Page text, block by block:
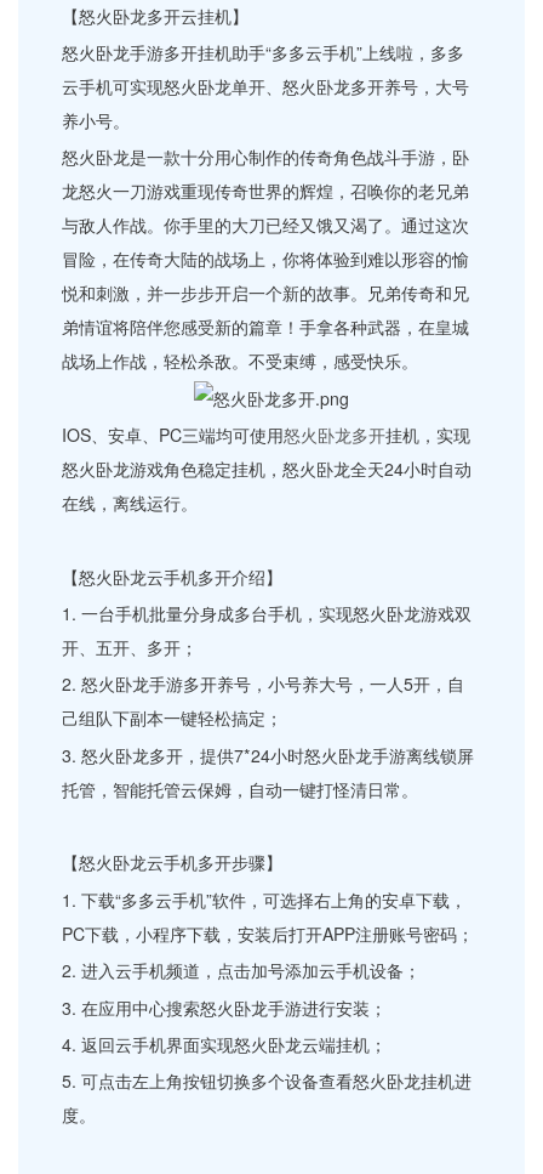
【怒火卧龙多开云挂机】
怒火卧龙手游多开挂机助手“多多云手机”上线啦，多多
云手机可实现怒火卧龙单开、怒火卧龙多开养号，大号
养小号。
怒火卧龙是一款十分用心制作的传奇角色战斗手游，卧
龙怒火一刀游戏重现传奇世界的辉煌，召唤你的老兄弟
与敌人作战。你手里的大刀已经又饿又渴了。通过这次
冒险，在传奇大陆的战场上，你将体验到难以形容的愉
悦和刺激，并一步步开启一个新的故事。兄弟传奇和兄
弟情谊将陪伴您感受新的篇章！手拿各种武器，在皇城
战场上作战，轻松杀敌。不受束缚，感受快乐。
IOS、安卓、PC三端均可使用怒火卧龙多开挂机，实现
怒火卧龙游戏角色稳定挂机，怒火卧龙全天24小时自动
在线，离线运行。
【怒火卧龙云手机多开介绍】
1. 一台手机批量分身成多台手机，实现怒火卧龙游戏双
开、五开、多开；
2. 怒火卧龙手游多开养号，小号养大号，一人5开，自
己组队下副本一键轻松搞定；
3. 怒火卧龙多开，提供7*24小时怒火卧龙手游离线锁屏
托管，智能托管云保姆，自动一键打怪清日常。
【怒火卧龙云手机多开步骤】
1. 下载“多多云手机”软件，可选择右上角的安卓下载，
PC下载，小程序下载，安装后打开APP注册账号密码；
2. 进入云手机频道，点击加号添加云手机设备；
3. 在应用中心搜索怒火卧龙手游进行安装；
4. 返回云手机界面实现怒火卧龙云端挂机；
5. 可点击左上角按钮切换多个设备查看怒火卧龙挂机进
度。